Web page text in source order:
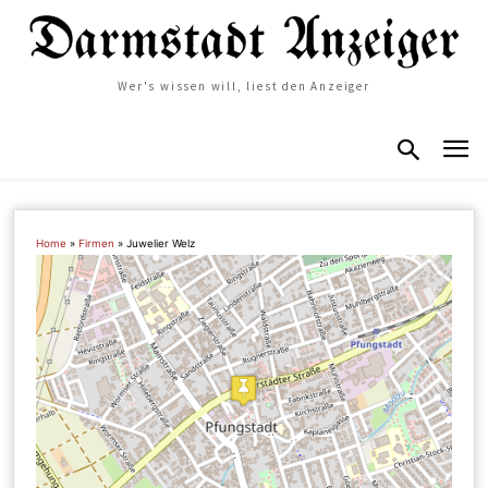
Wer's wissen will, liest den Anzeiger
Home »Firmen »Juwelier Welz